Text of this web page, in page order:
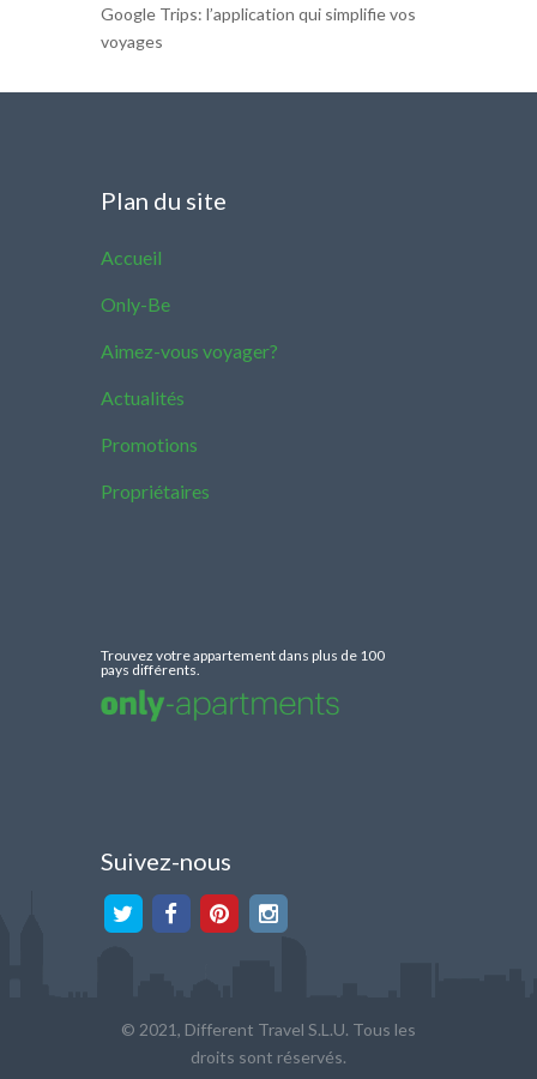
Google Trips: l’application qui simplifie vos
voyages
Plan du site
Accueil
Only-Be
Aimez-vous voyager?
Actualités
Promotions
Propriétaires
Trouvez votre appartement dans plus de 100
pays différents.
Suivez-nous
© 2021, Different Travel S.L.U. Tous les
droits sont réservés.